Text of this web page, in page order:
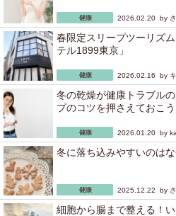
2026.02.20 by
春限定スリープツーリズ
テル1899東京」
2026.02.16 by
冬の乾燥が健康トラブル
プのコツを押さえておこう
2026.01.20 by
冬に落ち込みやすいのは
2025.12.22 by
細胞から腸まで整える！